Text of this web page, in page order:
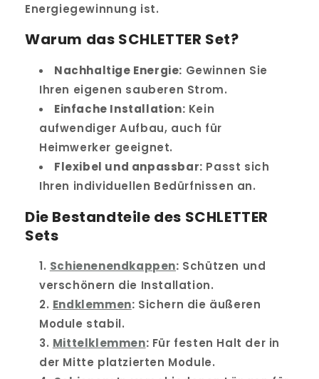
Energiegewinnung ist.
Warum das SCHLETTER Set?
Nachhaltige Energie: Gewinnen Sie
Ihren eigenen sauberen Strom.
Einfache Installation: Kein
aufwendiger Aufbau, auch für
Heimwerker geeignet.
Flexibel und anpassbar: Passt sich
Ihren individuellen Bedürfnissen an.
Die Bestandteile des SCHLETTER
Sets
Schienenendkappen: Schützen und
verschönern die Installation.
Endklemmen: Sichern die äußeren
Module stabil.
Mittelklemmen: Für festen Halt der in
der Mitte platzierten Module.